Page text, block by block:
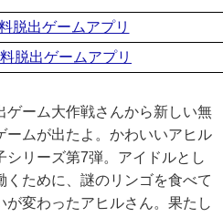
脱出ゲームアプリ
脱出ゲームアプリ
ゲーム大作戦さんから新しい無
ームが出たよ。かわいいアヒル
シリーズ第7弾。アイドルとし
くために、謎のリンゴを食べて
が変わったアヒルさん。果たし